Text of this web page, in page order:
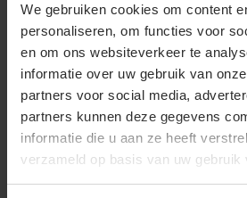
We gebruiken cookies om content
personaliseren, om functies voor
en om ons websiteverkeer te
informatie over uw gebruik van
partners voor social media,
partners kunnen deze gegevens
informatie die u aan ze heeft
verzameld op basis van uw gebruik
Mouw: Lange mouwen
Vragen? Neem
op met onze
klantenservice